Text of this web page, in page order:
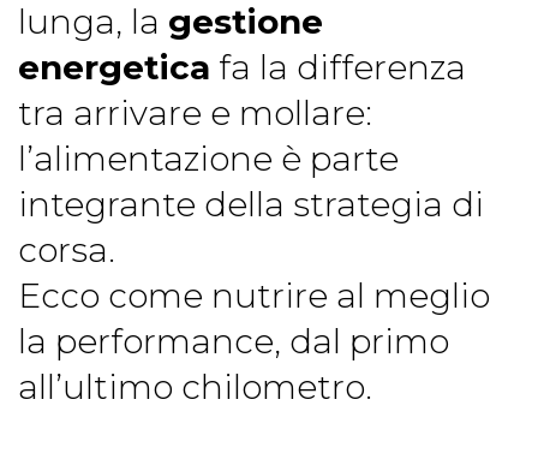
lunga, la gestione
energetica fa la differenza
tra arrivare e mollare:
l’alimentazione è parte
integrante della strategia di
corsa.
Ecco come nutrire al meglio
la performance, dal primo
all’ultimo chilometro.